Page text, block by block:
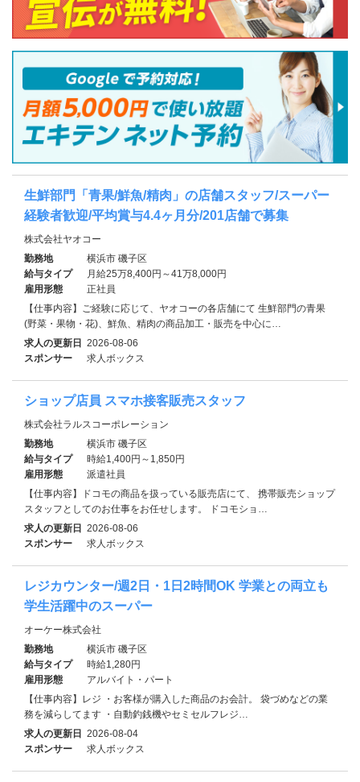
生鮮部門「青果/鮮魚/精肉」の店舗スタッフ/スーパー
経験者歓迎/平均賞与4.4ヶ月分/201店舗で募集
株式会社ヤオコー
勤務地
横浜市 磯子区
給与タイプ
月給25万8,400円～41万8,000円
雇用形態
正社員
【仕事内容】ご経験に応じて、ヤオコーの各店舗にて 生鮮部門の青果
(野菜・果物・花)、鮮魚、精肉の商品加工・販売を中心に…
求人の更新日 2026-08-06
スポンサー
求人ボックス
ショップ店員 スマホ接客販売スタッフ
株式会社ラルスコーポレーション
勤務地
横浜市 磯子区
給与タイプ
時給1,400円～1,850円
雇用形態
派遣社員
【仕事内容】ドコモの商品を扱っている販売店にて、 携帯販売ショップ
スタッフとしてのお仕事をお任せします。 ドコモショ…
求人の更新日 2026-08-06
スポンサー
求人ボックス
レジカウンター/週2日・1日2時間OK 学業との両立も
学生活躍中のスーパー
オーケー株式会社
勤務地
横浜市 磯子区
給与タイプ
時給1,280円
雇用形態
アルバイト・パート
【仕事内容】レジ ・お客様が購入した商品のお会計。 袋づめなどの業
務を減らしてます ・自動釣銭機やセミセルフレジ…
求人の更新日 2026-08-04
スポンサー
求人ボックス